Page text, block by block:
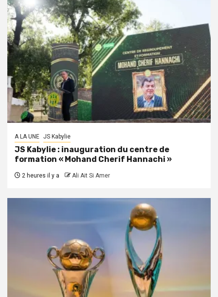
A LA UNE JS Kabylie
JS Kabylie : inauguration du centre de
formation « Mohand Cherif Hannachi »
2 heures il y a Ali Ait Si Amer